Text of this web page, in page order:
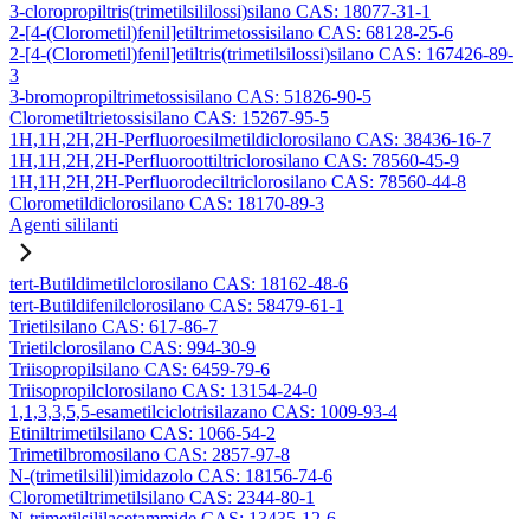
3-cloropropiltris(trimetilsililossi)silano CAS: 18077-31-1
2-[4-(Clorometil)fenil]etiltrimetossisilano CAS: 68128-25-6
2-[4-(Clorometil)fenil]etiltris(trimetilsilossi)silano CAS: 167426-89-
3
3-bromopropiltrimetossisilano CAS: 51826-90-5
Clorometiltrietossisilano CAS: 15267-95-5
1H,1H,2H,2H-Perfluoroesilmetildiclorosilano CAS: 38436-16-7
1H,1H,2H,2H-Perfluoroottiltriclorosilano CAS: 78560-45-9
1H,1H,2H,2H-Perfluorodeciltriclorosilano CAS: 78560-44-8
Clorometildiclorosilano CAS: 18170-89-3
Agenti sililanti
tert-Butildimetilclorosilano CAS: 18162-48-6
tert-Butildifenilclorosilano CAS: 58479-61-1
Trietilsilano CAS: 617-86-7
Trietilclorosilano CAS: 994-30-9
Triisopropilsilano CAS: 6459-79-6
Triisopropilclorosilano CAS: 13154-24-0
1,1,3,3,5,5-esametilciclotrisilazano CAS: 1009-93-4
Etiniltrimetilsilano CAS: 1066-54-2
Trimetilbromosilano CAS: 2857-97-8
N-(trimetilsilil)imidazolo CAS: 18156-74-6
Clorometiltrimetilsilano CAS: 2344-80-1